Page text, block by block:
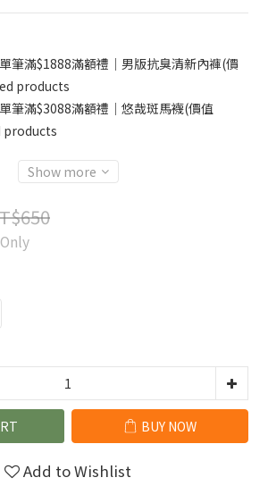
單筆滿$1888滿額禮｜男版抗臭清新內褲(價
products
單筆滿$3088滿額禮｜悠哉斑馬襪(價值
products
Show more
BUY NOW
Add to Wishlist